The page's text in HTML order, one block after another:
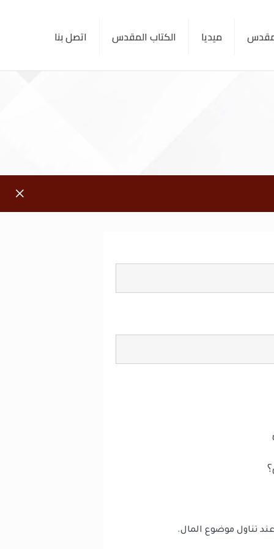
ميديا الكتاب المقدس اتصل بنا
تناول موضوع المال.